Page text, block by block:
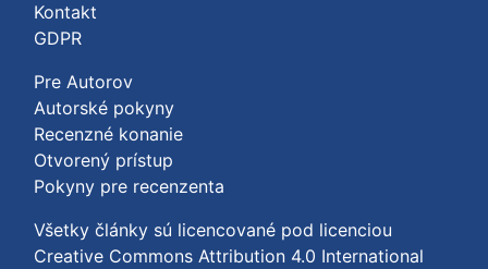
Kontakt
GDPR
Pre Autorov
Autorské pokyny
Recenzné konanie
Otvorený prístup
Pokyny pre recenzenta
Všetky články sú licencované pod licenciou
Creative Commons Attribution 4.0 International